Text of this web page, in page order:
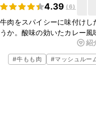
4.39 (6)
牛肉をスパイシーに味付け
うか。酸味の効いたカレー
菜と一緒に食べるとやみつ
レンジしてみてください。
紹
#牛もも肉 #マッシュルー